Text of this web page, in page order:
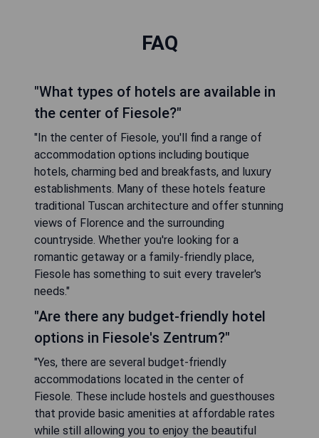
FAQ
"What types of hotels are available in
the center of Fiesole?"
"In the center of Fiesole, you'll find a range of
accommodation options including boutique
hotels, charming bed and breakfasts, and luxury
establishments. Many of these hotels feature
traditional Tuscan architecture and offer stunning
views of Florence and the surrounding
countryside. Whether you're looking for a
romantic getaway or a family-friendly place,
Fiesole has something to suit every traveler's
needs."
"Are there any budget-friendly hotel
options in Fiesole's Zentrum?"
"Yes, there are several budget-friendly
accommodations located in the center of
Fiesole. These include hostels and guesthouses
that provide basic amenities at affordable rates
while still allowing you to enjoy the beautiful